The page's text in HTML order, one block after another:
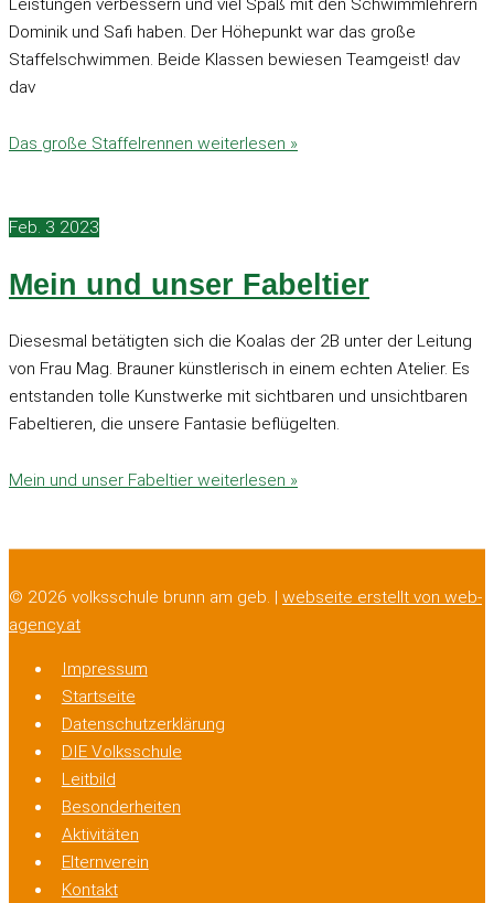
Leistungen verbessern und viel Spaß mit den Schwimmlehrern
Dominik und Safi haben. Der Höhepunkt war das große
Staffelschwimmen. Beide Klassen bewiesen Teamgeist! dav
dav
Das große Staffelrennen weiterlesen »
Feb. 3 2023
Mein und unser Fabeltier
Diesesmal betätigten sich die Koalas der 2B unter der Leitung
von Frau Mag. Brauner künstlerisch in einem echten Atelier. Es
entstanden tolle Kunstwerke mit sichtbaren und unsichtbaren
Fabeltieren, die unsere Fantasie beflügelten.
Mein und unser Fabeltier weiterlesen »
© 2026 volksschule brunn am geb. | webseite erstellt von web-
agency.at
Impressum
Startseite
Datenschutzerklärung
DIE Volksschule
Leitbild
Besonderheiten
Aktivitäten
Elternverein
Kontakt